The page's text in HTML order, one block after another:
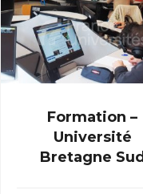
Formation –
Université
Bretagne Sud